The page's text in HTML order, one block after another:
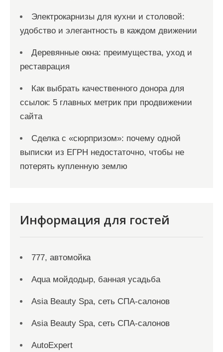
Электрокарнизы для кухни и столовой:
удобство и элегантность в каждом движении
Деревянные окна: преимущества, уход и
реставрация
Как выбрать качественного донора для
ссылок: 5 главных метрик при продвижении
сайта
Сделка с «сюрпризом»: почему одной
выписки из ЕГРН недостаточно, чтобы не
потерять купленную землю
Информация для гостей
777, автомойка
Aqua мойдодыр, банная усадьба
Asia Beauty Spa, сеть СПА-салонов
Asia Beauty Spa, сеть СПА-салонов
AutoExpert